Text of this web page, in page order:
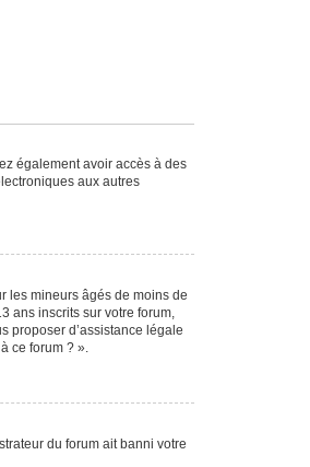
également avoir accès à des
aux autres
les mineurs âgés de moins de
ans inscrits sur votre forum,
proposer d’assistance légale
ce forum ? ».
du forum ait banni votre